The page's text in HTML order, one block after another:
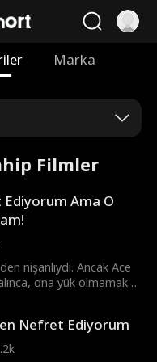
Marka
Filmler
Ama O
nişanlıydı. Ancak Ace
ona yük olmamak
Elena'nın özel bir
vardır ve tesadüf eseri
Nefret Ediyorum